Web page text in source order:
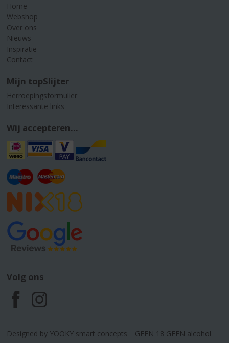
Home
Webshop
Over ons
Nieuws
Inspiratie
Contact
Mijn topSlijter
Herroepingsformulier
Interessante links
Wij accepteren...
Volg ons
F
a
I
n
Designed by YOOKY smart concepts GEEN 18 GEEN alcohol